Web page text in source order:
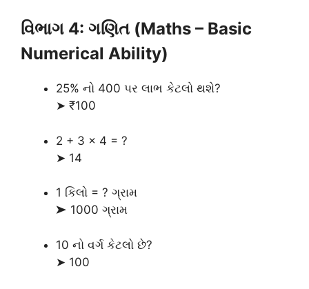
વિભાગ 4: ગણિત (Maths – Basic
Numerical Ability)
25% નો 400 પર લાભ કેટલો થશે?
➤ ₹100
2 + 3 × 4 = ?
➤ 14
1 કિલો = ? ગ્રામ
➤ 1000 ગ્રામ
10 નો વર્ગ કેટલો છે?
➤ 100